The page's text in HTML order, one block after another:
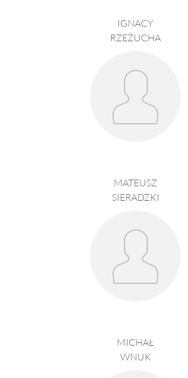
IGNACY
RZEŻUCHA
MATEUSZ
SIERADZKI
MICHAŁ
WNUK